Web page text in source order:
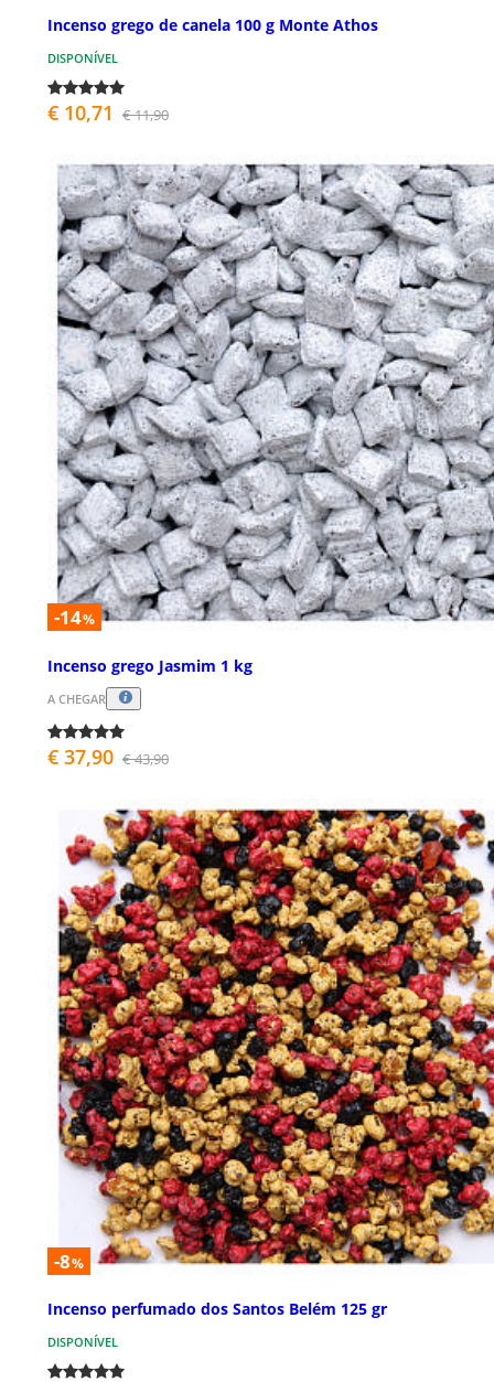
Incenso grego de canela 100 g Monte Athos
DISPONÍVEL
€ 10,71 € 11,90
-14%
Incenso grego Jasmim 1 kg
A CHEGAR
€ 37,90 € 43,90
-8%
Incenso perfumado dos Santos Belém 125 gr
DISPONÍVEL